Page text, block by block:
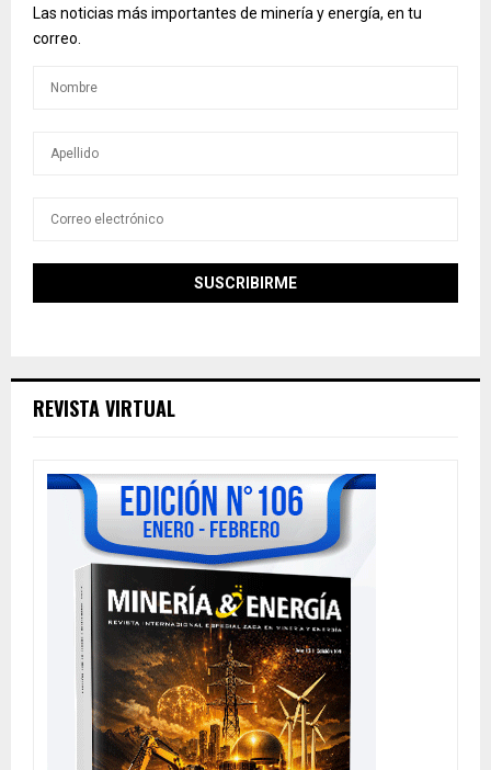
Las noticias más importantes de minería y energía, en tu
correo.
REVISTA VIRTUAL